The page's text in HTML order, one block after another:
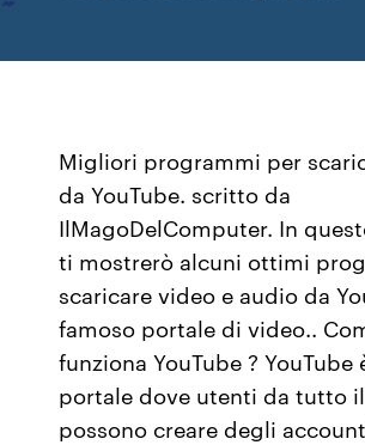
Migliori programmi per
da YouTube. scritto da
IlMagoDelComputer. In
ti mostrerò alcuni ottimi
scaricare video e audio da
famoso portale di video..
funziona YouTube ? YouTube
portale dove utenti da tutto
possono creare degli